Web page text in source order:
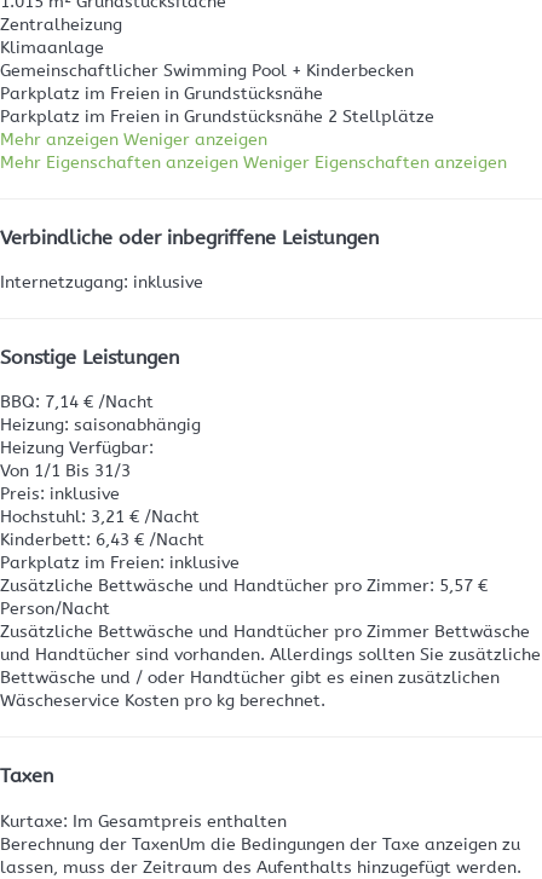
Zentralheizung
Klimaanlage
Gemeinschaftlicher Swimming Pool + Kinderbecken
Parkplatz im Freien in Grundstücksnähe
Parkplatz im Freien in Grundstücksnähe 2 Stellplätze
Mehr anzeigen Weniger anzeigen
Mehr Eigenschaften anzeigen Weniger Eigenschaften anzeigen
Verbindliche oder inbegriffene Leistungen
Internetzugang: inklusive
Sonstige Leistungen
BBQ: 7,14 € /Nacht
Heizung: saisonabhängig
Heizung Verfügbar:
Von 1/1 Bis 31/3
Preis: inklusive
Hochstuhl: 3,21 € /Nacht
Kinderbett: 6,43 € /Nacht
Parkplatz im Freien: inklusive
Zusätzliche Bettwäsche und Handtücher pro Zimmer: 5,57 €
Person/Nacht
Zusätzliche Bettwäsche und Handtücher pro Zimmer Bettwäsche
und Handtücher sind vorhanden. Allerdings sollten Sie zusätzliche
Bettwäsche und / oder Handtücher gibt es einen zusätzlichen
Wäscheservice Kosten pro kg berechnet.
Taxen
Kurtaxe: Im Gesamtpreis enthalten
Berechnung der TaxenUm die Bedingungen der Taxe anzeigen zu
lassen, muss der Zeitraum des Aufenthalts hinzugefügt werden.